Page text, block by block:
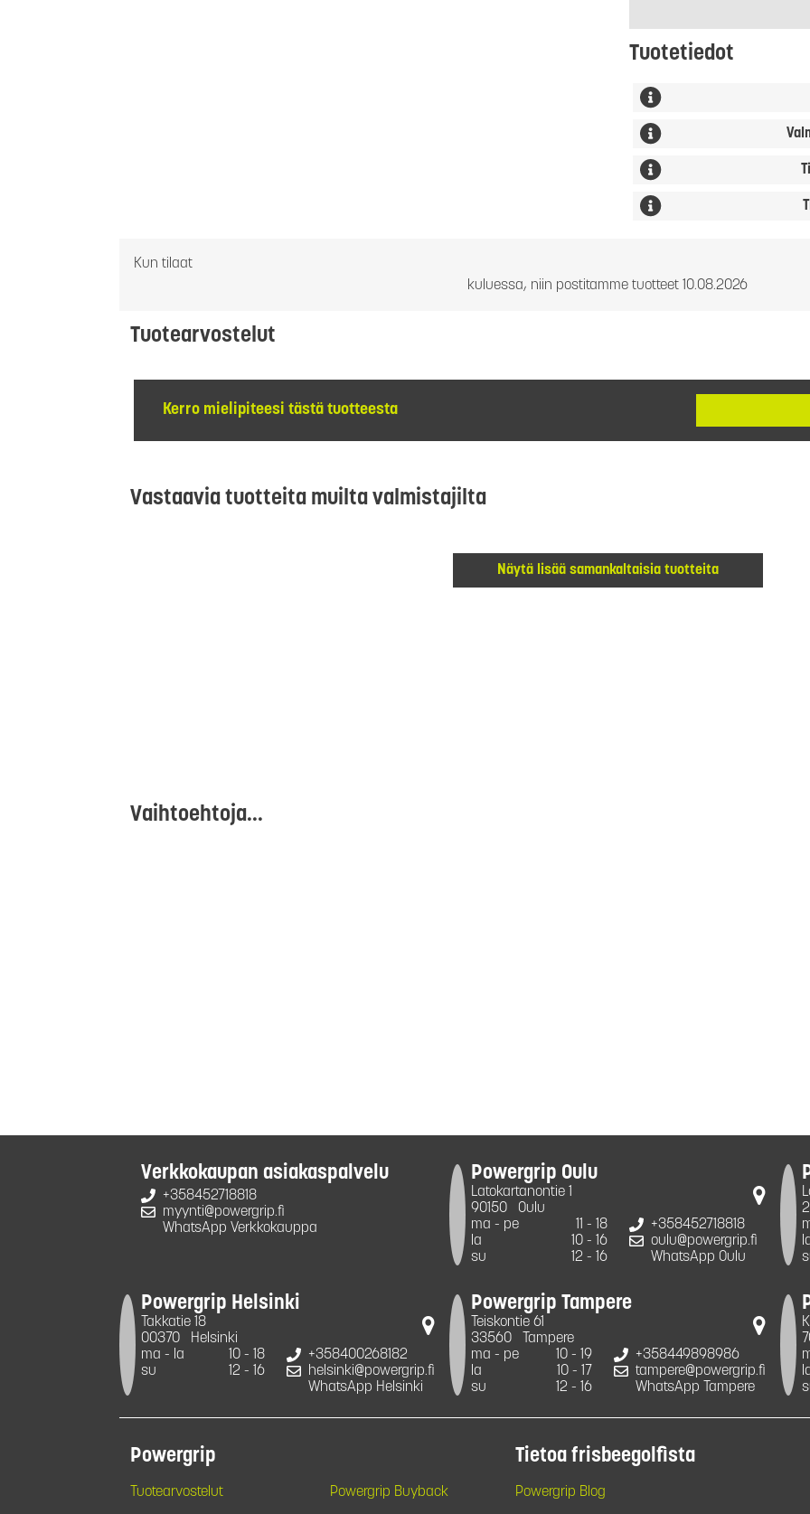
Tuotetiedot
Kun tilaat
kuluessa, niin postitamme tuotteet 10.08.2026
Tuotearvostelut
Kerro mielipiteesi tästä tuotteesta
Vastaavia tuotteita muilta valmistajilta
Näytä lisää samankaltaisia tuotteita
Vaihtoehtoja...
Verkkokaupan asiakaspalvelu
+358452718818
myynti@powergrip.fi
WhatsApp Verkkokauppa
Powergrip Oulu
Latokartanontie 1
90150
Oulu
ma - pe
11 - 18
la
10 - 16
su
12 - 16
+358452718818
oulu@powergrip.fi
WhatsApp Oulu
Powergrip Helsinki
Takkatie 18
00370
Helsinki
ma - la
10 - 18
su
12 - 16
+358400268182
helsinki@powergrip.fi
WhatsApp Helsinki
Powergrip Tampere
Teiskontie 61
33560
Tampere
ma - pe
10 - 19
la
10 - 17
su
12 - 16
+358449898986
tampere@powergrip.fi
WhatsApp Tampere
Powergrip
Tuotearvostelut Powergrip Buyback
Tietoa frisbeegolfista
Powergrip Blog